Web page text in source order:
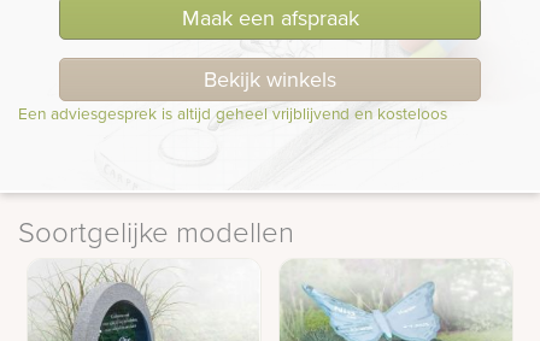
Maak een afspraak
Bekijk winkels
Een adviesgesprek is altijd geheel vrijblijvend en kosteloos
Soortgelijke modellen